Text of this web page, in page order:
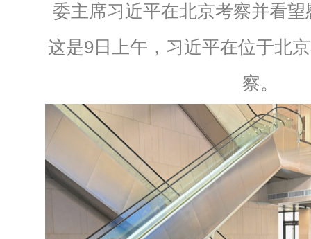
委主席习近平在北京考察并看
这是9日上午，习近平在位于北
察。